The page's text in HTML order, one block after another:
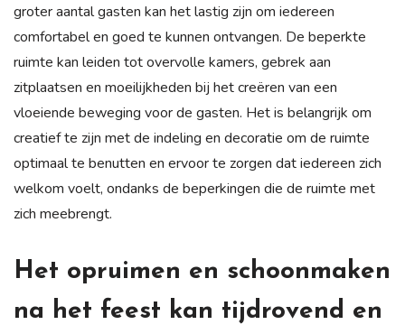
groter aantal gasten kan het lastig zijn om iedereen
comfortabel en goed te kunnen ontvangen. De beperkte
ruimte kan leiden tot overvolle kamers, gebrek aan
zitplaatsen en moeilijkheden bij het creëren van een
vloeiende beweging voor de gasten. Het is belangrijk om
creatief te zijn met de indeling en decoratie om de ruimte
optimaal te benutten en ervoor te zorgen dat iedereen zich
welkom voelt, ondanks de beperkingen die de ruimte met
zich meebrengt.
Het opruimen en schoonmaken
na het feest kan tijdrovend en